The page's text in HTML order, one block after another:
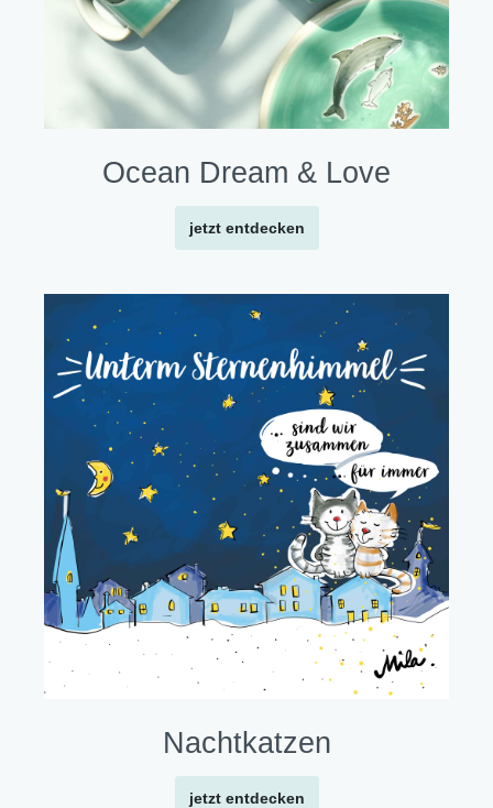
Ocean Dream & Love
jetzt entdecken
Nachtkatzen
jetzt entdecken